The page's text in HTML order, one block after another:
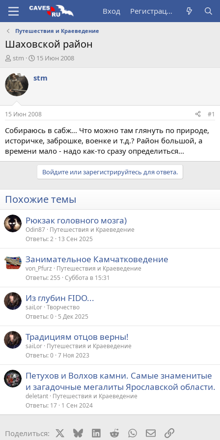
Вход Регистрация
Путешествия и Краеведение
Шаховской район
А
т
о
р
т
е
м
ы
stm
Д
т
ч
а
л
15 Июн 2008
stm
15 Июн 2008 #1
Собираюсь в сабж... Что можно там глянуть по природе,
историчке, заброшке, военке и т.д.? Район большой, а
времени мало - надо как-то сразу определиться...
Войдите или зарегистрируйтесь для ответа.
Похожие темы
Рюкзак головного мозга)
Odin87 Путешествия и Краеведение
Ответы 2 13 Сен 2025
Занимательное Камчатковедение
von_Pfurz
Путешествия и Краеведение
Ответы 255 Суббота в 15:31
Из глубин FIDO...
saiLor Творчество
Ответы 0 5 Дек 2025
Традициям отцов верны!
saiLor Путешествия и Краеведение
Ответы 0 7 Ноя 2023
Петухов и Волхов камни. Самые знаменитые
и загадочные мегалиты Ярославской области.
deletant Путешествия и Краеведение
Ответы 17 1 Сен 2024
Поделиться: BlueskyLinkedIn
RedditWhatsAppЭлектронная
Ссылка